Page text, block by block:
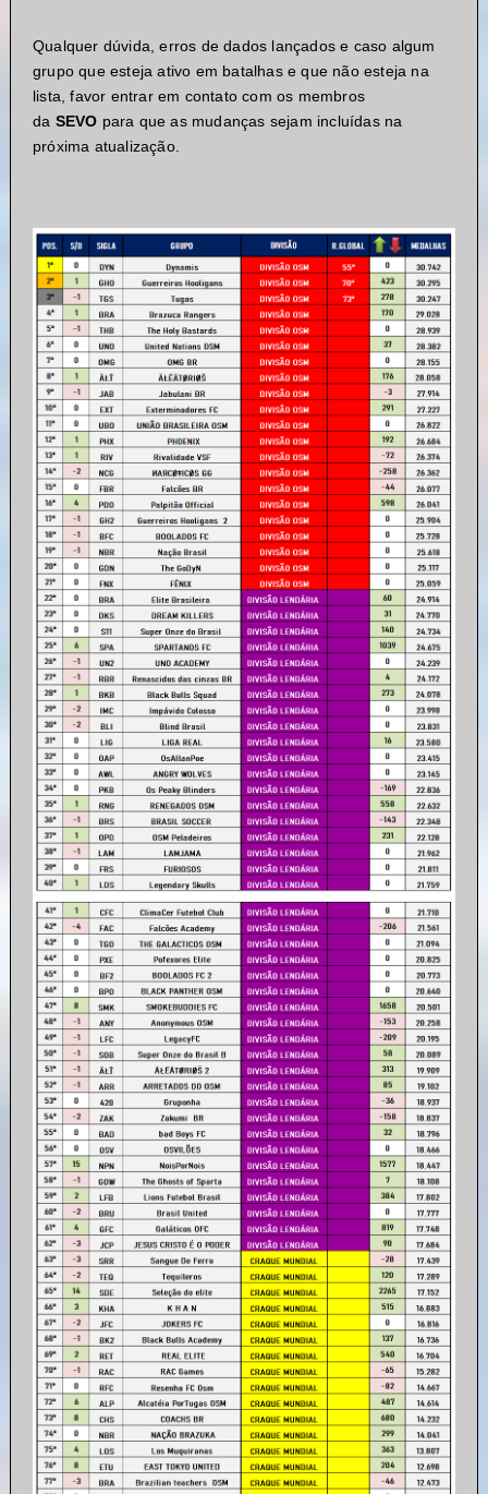
Qualquer dúvida, erros de dados lançados e caso algum
grupo que esteja ativo em batalhas e que não esteja na
lista, favor entrar em contato com os membros
da SEVO para que as mudanças sejam incluídas na
próxima atualização.